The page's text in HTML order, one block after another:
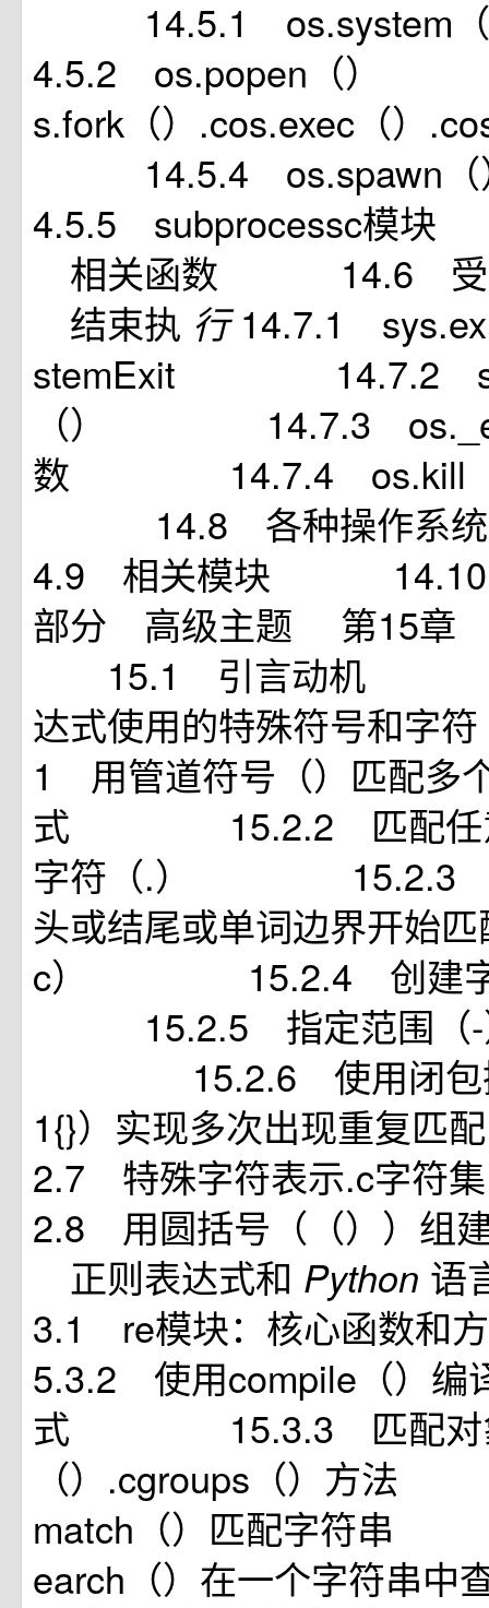
14.5.1
4.5.2 os.popen（
s.fork（）.cos.exec（）
14.5.4
4.5.5 subprocessc
相关函数 14.6 受
结束执 行14.7.1
stemExit 14.7.2
（） 14.7.3
数 14.7.4 os.kill（
14.8 各种操作
4.9 相关模块
部分 高级主题 第15
15.1 引言动机
达式使用的特殊符号
1 用管道符号（）匹配多
式 15.2.2 匹配任意
字符（.） 15.2.3 从
头或结尾或单词边界开始
c） 15.2.4 创建字
15.2.5 指定范围（-
15.2.6 使用闭包操
1{}）实现多次出现
2.7 特殊字符表示.c
2.8 用圆括号（（）
正则表达式和 Python
3.1 re模块：核心函
5.3.2 使用compile（）编
式 15.3.3 匹配对象
（）.cgroups（）方
match（）匹配字符
earch（）在一个字符串中